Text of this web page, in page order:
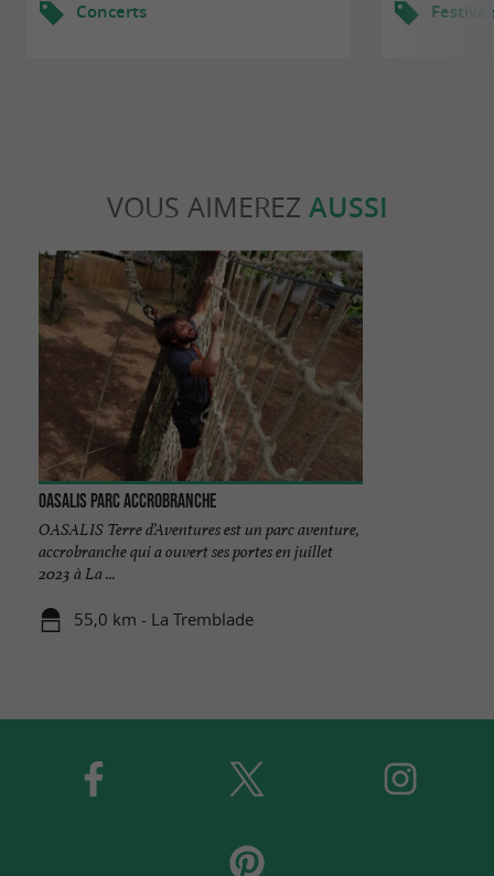
Concerts
VOUS AIMEREZ AUSSI
Oasalis Parc Accrobranche
OASALIS Terre d’Aventures est un parc aventure,
accrobranche qui a ouvert ses portes en juillet
2023 à La ...
55,0 km - La Tremblade